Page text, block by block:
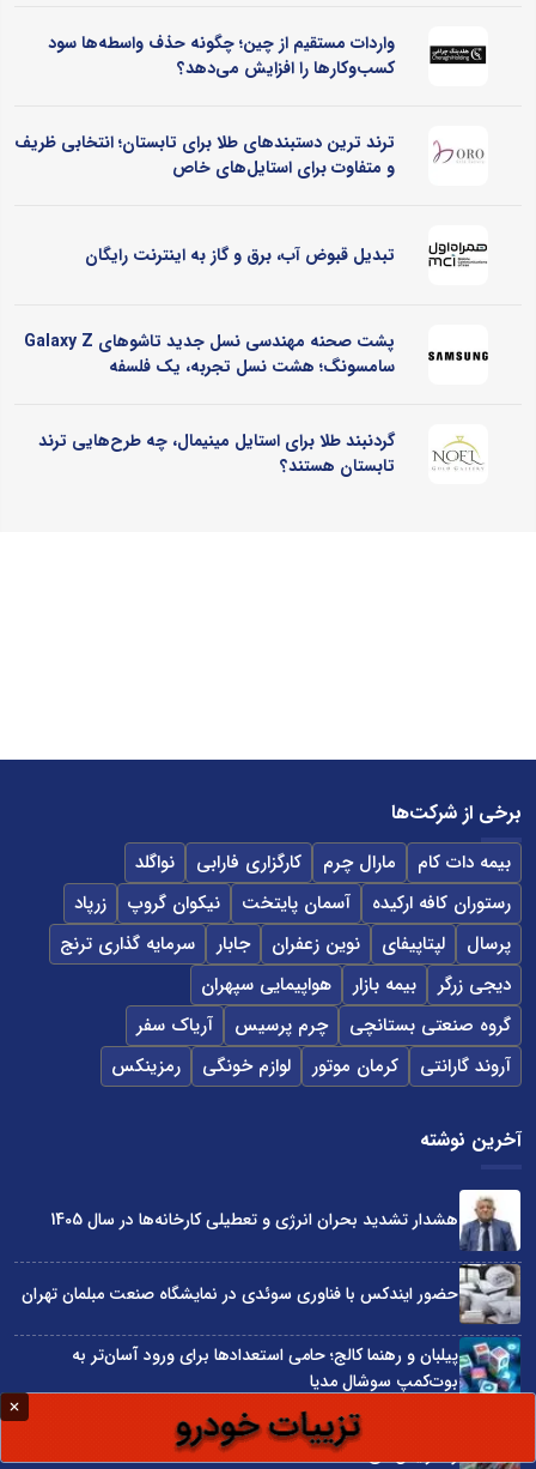
واردات مستقیم از چین؛ چگونه حذف واسطه‌ها سود
کسب‌وکارها را افزایش می‌دهد؟
ترند ترین دستبندهای طلا برای تابستان؛ انتخابی ظریف
و متفاوت برای استایل‌های خاص
تبدیل قبوض آب، برق و گاز به اینترنت رایگان
پشت صحنه مهندسی نسل جدید تاشوهای Galaxy Z
سامسونگ؛ هشت نسل تجربه، یک فلسفه
گردنبند طلا برای استایل مینیمال، چه طرح‌هایی ترند
تابستان هستند؟
برخی از شرکت‌ها
بیمه دات کام مارال چرم کارگزاری فارابی
نواگلد
رستوران کافه ارکیده
آسمان پایتخت نیکوان گروپ
زرپاد
پرسال
لپتاپیفای نوین زعفران جابار
سرمایه گذاری ترنج
دیجی زرگر
بیمه بازار
هواپیمایی سپهران
گروه صنعتی بستانچی
چرم پرسیس
آریاک سفر
آروند گارانتی
کرمان موتور لوازم خونگی رمزینکس
آخرین نوشته
هشدار تشدید بحران انرژی و تعطیلی کارخانه‌ها در سال 1405
حضور ایندکس با فناوری سوئدی در نمایشگاه صنعت مبلمان تهران
پیلبان و رهنما کالج؛ حامی استعدادها برای ورود آسان‌تر به
بوت‌کمپ سوشال مدیا
واردات مستقیم از چین؛ چگونه حذف واسطه‌ها سود کسب‌وکارها
را افزایش می‌دهد؟